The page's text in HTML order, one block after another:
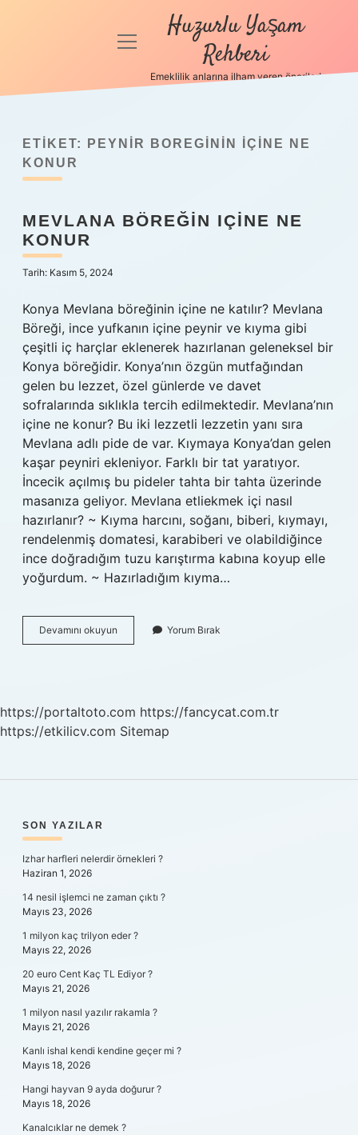
Anasayfa
Politikası
Yasal Uyarı
Hakkımızda
menüyü
Huzurlu Yaşam
Rehberi
Emeklilik anlarına ilham veren öneriler!
ETIKET:
PEYNIR BOREGININ IÇINE NE
KONUR
MEVLANA BÖREĞIN IÇINE NE
KONUR
Tarih: Kasım 5, 2024
Konya Mevlana böreğinin içine ne katılır? Mevlana
Böreği, ince yufkanın içine peynir ve kıyma gibi
çeşitli iç harçlar eklenerek hazırlanan geleneksel bir
Konya böreğidir. Konya’nın özgün mutfağından
gelen bu lezzet, özel günlerde ve davet
sofralarında sıklıkla tercih edilmektedir. Mevlana’nın
içine ne konur? Bu iki lezzetli lezzetin yanı sıra
Mevlana adlı pide de var. Kıymaya Konya’dan gelen
kaşar peyniri ekleniyor. Farklı bir tat yaratıyor.
İncecik açılmış bu pideler tahta bir tahta üzerinde
masanıza geliyor. Mevlana etliekmek içi nasıl
hazırlanır? ~ Kıyma harcını, soğanı, biberi, kıymayı,
rendelenmiş domatesi, karabiberi ve olabildiğince
ince doğradığım tuzu karıştırma kabına koyup elle
yoğurdum. ~ Hazırladığım kıyma…
Devamını okuyun Mevlana
Böreğin
Yorum Bırak
https://portaltoto.com https://fancycat.com.tr
https://etkilicv.com Sitemap
SIDEBAR
SON YAZILAR
Izhar harfleri nelerdir örnekleri ?
Haziran 1, 2026
14 nesil işlemci ne zaman çıktı ?
Mayıs 23, 2026
1 milyon kaç trilyon eder ?
Mayıs 22, 2026
20 euro Cent Kaç TL Ediyor ?
Mayıs 21, 2026
1 milyon nasıl yazılır rakamla ?
Mayıs 21, 2026
Kanlı ishal kendi kendine geçer mi ?
Mayıs 18, 2026
Hangi hayvan 9 ayda doğurur ?
Mayıs 18, 2026
Kanalcıklar ne demek ?